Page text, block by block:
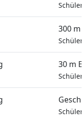
300 m
30 m